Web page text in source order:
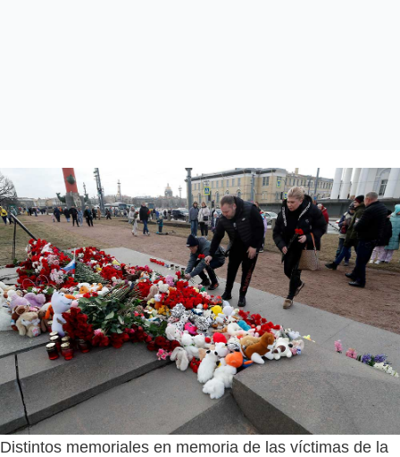
Distintos memoriales en memoria de las víctimas de la